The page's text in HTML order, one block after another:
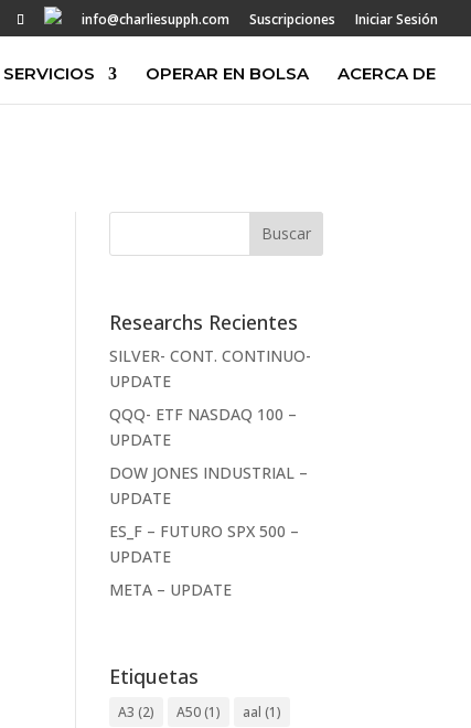
info@charliesupph.com Suscripciones Iniciar Sesión
SERVICIOS OPERAR EN BOLSA ACERCA DE
Researchs Recientes
SILVER- CONT. CONTINUO-
UPDATE
QQQ- ETF NASDAQ 100 –
UPDATE
DOW JONES INDUSTRIAL –
UPDATE
ES_F – FUTURO SPX 500 –
UPDATE
META – UPDATE
Etiquetas
A3 (2) A50 (1) aal (1)